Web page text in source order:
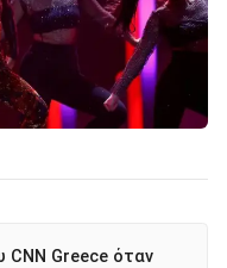
CNN Greece όταν